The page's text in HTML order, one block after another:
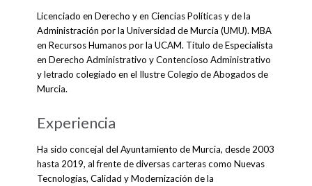
Licenciado en Derecho y en Ciencias Políticas y de la
Administración por la Universidad de Murcia (UMU). MBA
en Recursos Humanos por la UCAM. Título de Especialista
en Derecho Administrativo y Contencioso Administrativo
y letrado colegiado en el Ilustre Colegio de Abogados de
Murcia.
Experiencia
Ha sido concejal del Ayuntamiento de Murcia, desde 2003
hasta 2019, al frente de diversas carteras como Nuevas
Tecnologías, Calidad y Modernización de la